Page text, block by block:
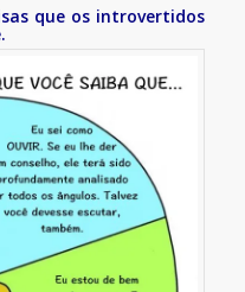
que os introvertidos